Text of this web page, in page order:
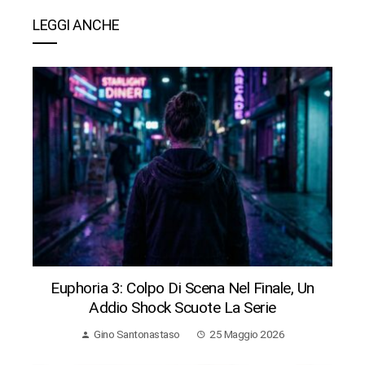
LEGGI ANCHE
Euphoria 3: Colpo Di Scena Nel Finale, Un
Addio Shock Scuote La Serie
Gino Santonastaso 25 Maggio 2026